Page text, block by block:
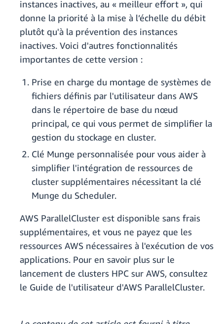
instances inactives, au « meilleur effort », qui
donne la priorité à la mise à l’échelle du débit
plutôt qu'à la prévention des instances
inactives. Voici d'autres fonctionnalités
importantes de cette version :
Prise en charge du montage de systèmes de
fichiers définis par l'utilisateur dans AWS
dans le répertoire de base du nœud
principal, ce qui vous permet de simplifier la
gestion du stockage en cluster.
Clé Munge personnalisée pour vous aider à
simplifier l'intégration de ressources de
cluster supplémentaires nécessitant la clé
Munge du Scheduler.
AWS ParallelCluster est disponible sans frais
supplémentaires, et vous ne payez que les
ressources AWS nécessaires à l'exécution de vos
applications. Pour en savoir plus sur le
lancement de clusters HPC sur AWS, consultez
le Guide de l'utilisateur d'AWS ParallelCluster.